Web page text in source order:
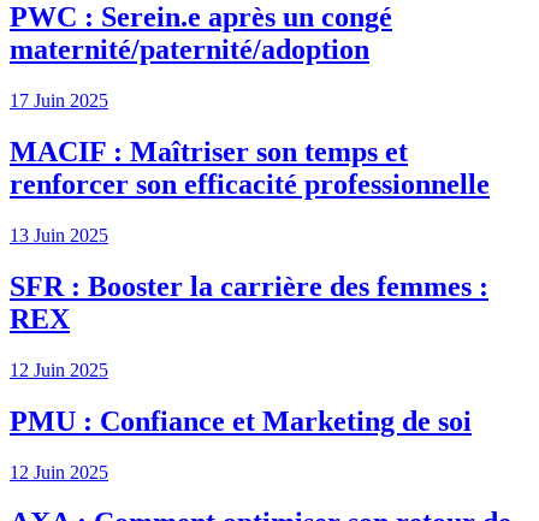
PWC : Serein.e après un congé
maternité/paternité/adoption
17 Juin 2025
MACIF : Maîtriser son temps et
renforcer son efficacité professionnelle
13 Juin 2025
SFR : Booster la carrière des femmes :
REX
12 Juin 2025
PMU : Confiance et Marketing de soi
12 Juin 2025